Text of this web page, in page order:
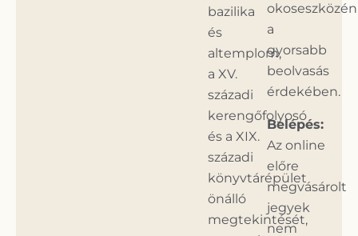
bazilika
és
altemplom,
a XV.
századi
kerengőfolyosó
és a XIX.
századi
könyvtárépület
önálló
megtekintését,
okoseszközén
a
gyorsabb
beolvasás
érdekében.
Belépés:
Az online
előre
megvásárolt
jegyek
nem